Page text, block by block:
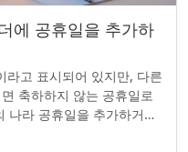
에 공휴일을 추가하
라고 표시되어 있지만, 다른
축하하지 않는 공휴일로
나라 공휴일을 추가하거나